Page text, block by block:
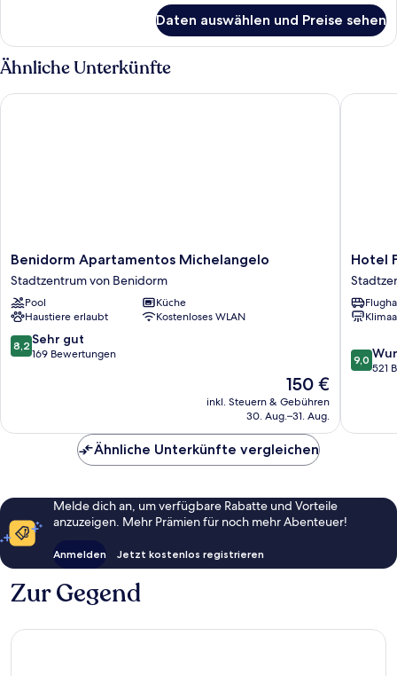
Daten auswählen und Preise sehen
Ähnliche Unterkünfte
Benidorm
Apartamentos
Michelangelo
Stadtzentrum
von
Benidorm
Benidorm Apartamentos Michelangelo
Stadtzentrum von Benidorm
Pool
Küche
Haustiere erlaubt
Kostenloses WLAN
8.2
von
Bewertungen
8,2 Sehr gut
169 Bewertungen
Der
Preis
beträgt
150 €
inkl. Steuern & Gebühren
30. Aug.–31. Aug.
Benidorm Apartamentos Michelangelo
Hotel
Flats
Friends
Mar
Blau
von
Hotel
9.0
von
9,0
521
Hotel
Ähnliche Unterkünfte vergleichen
Melde dich an, um verfügbare Rabatte und Vorteile
anzuzeigen. Mehr Prämien für noch mehr Abenteuer!
Anmelden Jetzt kostenlos registrieren
Zur Gegend